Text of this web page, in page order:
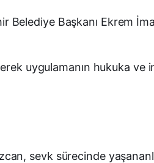
Belediye Başkanı Ekrem
uygulamanın hukuka ve
sevk sürecinde